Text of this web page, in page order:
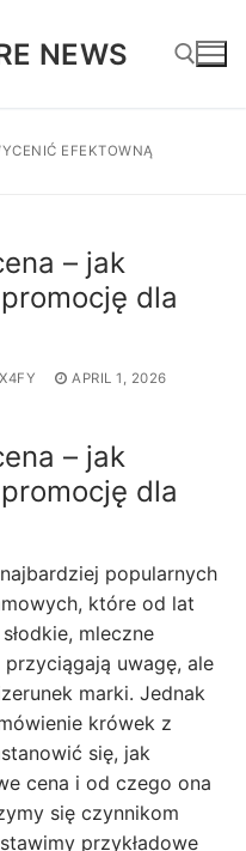
NEWS
EFEKTOWNĄ
– jak
dla
APRIL 1, 2026
– jak
dla
popularnych
które od lat
mleczne
uwagę, ale
marki. Jednak
krówek z
się, jak
cena i od czego ona
się czynnikom
przykładowe